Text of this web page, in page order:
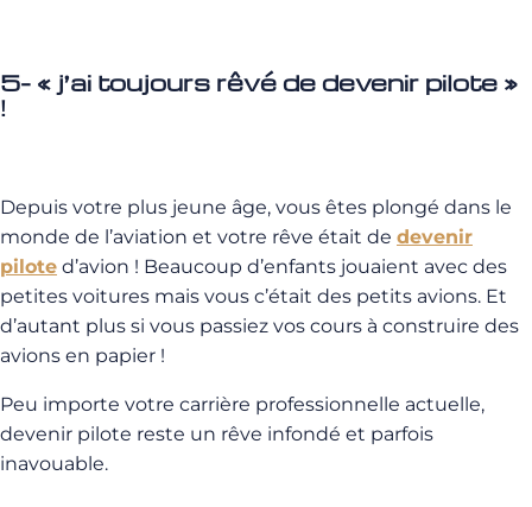
5- « j’ai toujours rêvé de devenir pilote »
!
Depuis votre plus jeune âge, vous êtes plongé dans le
monde de l’aviation et votre rêve était de devenir
pilote d’avion ! Beaucoup d’enfants jouaient avec des
petites voitures mais vous c’était des petits avions. Et
d’autant plus si vous passiez vos cours à construire des
avions en papier !
Peu importe votre carrière professionnelle actuelle,
devenir pilote reste un rêve infondé et parfois
inavouable.